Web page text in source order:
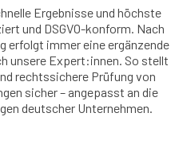
Ergebnisse und höchste
und DSGVO-konform. Nach
erfolgt immer eine ergänzende
unsere Expert:innen. So stellt
rechtssichere Prüfung von
sicher – angepasst an die
deutscher Unternehmen.